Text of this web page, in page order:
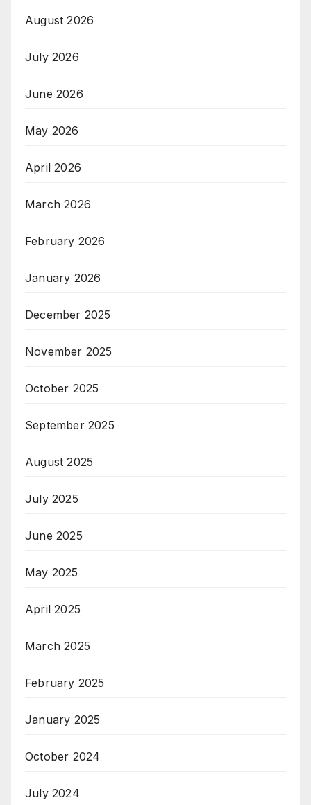
August 2026
July 2026
June 2026
May 2026
April 2026
March 2026
February 2026
January 2026
December 2025
November 2025
October 2025
September 2025
August 2025
July 2025
June 2025
May 2025
April 2025
March 2025
February 2025
January 2025
October 2024
July 2024